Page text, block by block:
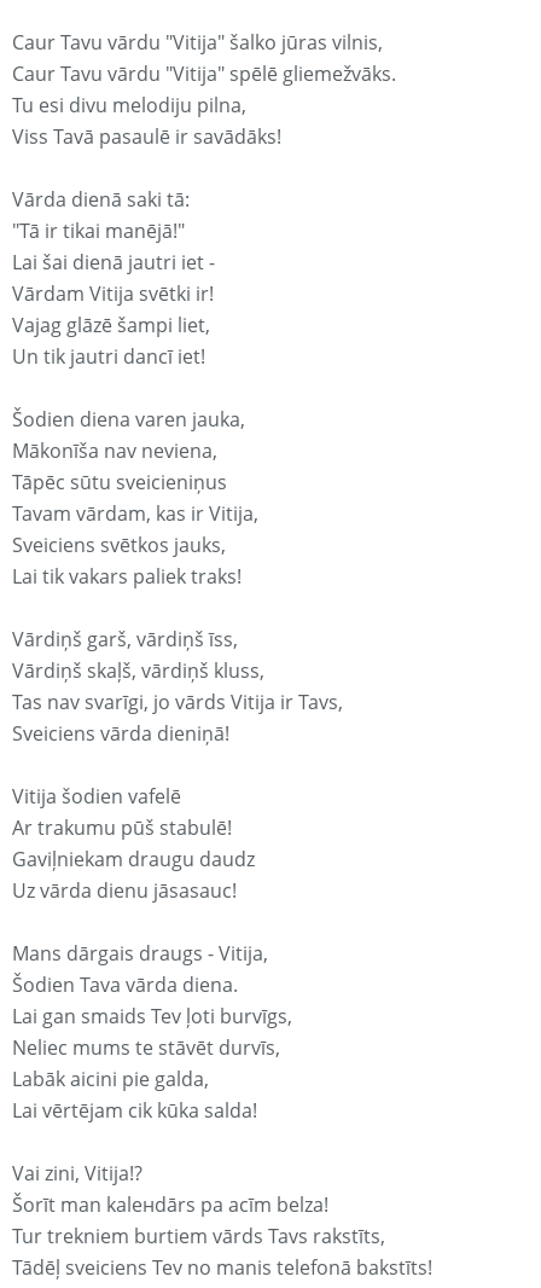
Caur Tavu vārdu "Vitija" šalko jūras vilnis,
Caur Tavu vārdu "Vitija" spēlē gliemežvāks.
Tu esi divu melodiju pilna,
Viss Tavā pasaulē ir savādāks!
Vārda dienā saki tā:
"Tā ir tikai manējā!"
Lai šai dienā jautri iet -
Vārdam Vitija svētki ir!
Vajag glāzē šampi liet,
Un tik jautri dancī iet!
Šodien diena varen jauka,
Mākonīša nav neviena,
Tāpēc sūtu sveicieniņus
Tavam vārdam, kas ir Vitija,
Sveiciens svētkos jauks,
Lai tik vakars paliek traks!
Vārdiņš garš, vārdiņš īss,
Vārdiņš skaļš, vārdiņš kluss,
Tas nav svarīgi, jo vārds Vitija ir Tavs,
Sveiciens vārda dieniņā!
Vitija šodien vafelē
Ar trakumu pūš stabulē!
Gaviļniekam draugu daudz
Uz vārda dienu jāsasauc!
Mans dārgais draugs - Vitija,
Šodien Tava vārda diena.
Lai gan smaids Tev ļoti burvīgs,
Neliec mums te stāvēt durvīs,
Labāk aicini pie galda,
Lai vērtējam cik kūka salda!
Vai zini, Vitija!?
Šorīt man kaleнdārs pa acīm belza!
Tur trekniem burtiem vārds Tavs rakstīts,
Tādēļ sveiciens Tev no manis telefonā bakstīts!